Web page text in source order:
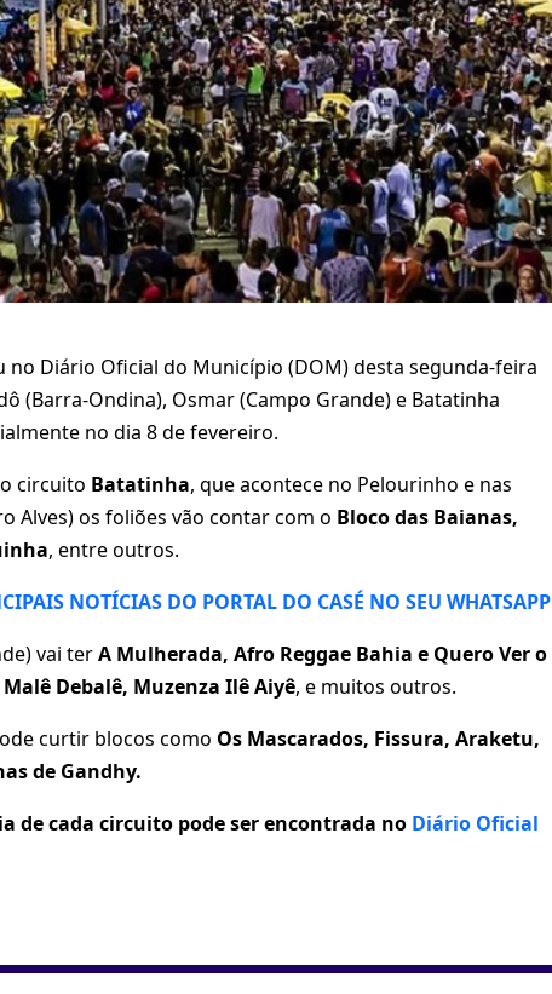
no Diário Oficial do Município (DOM) desta segunda-feira
(Barra-Ondina), Osmar (Campo Grande) e Batatinha
no dia 8 de fevereiro.
circuito Batatinha, que acontece no Pelourinho e nas
Alves) os foliões vão contar com o Bloco das Baianas,
, entre outros.
NOTÍCIAS DO PORTAL DO CASÉ NO SEU WHATSAPP
vai terA Mulherada, Afro Reggae Bahia e Quero Ver o
Debalê, Muzenza Ilê Aiyê, e muitos outros.
curtir blocos como Os Mascarados, Fissura, Araketu,
de Gandhy.
de cada circuito pode ser encontrada no Diário Oficial